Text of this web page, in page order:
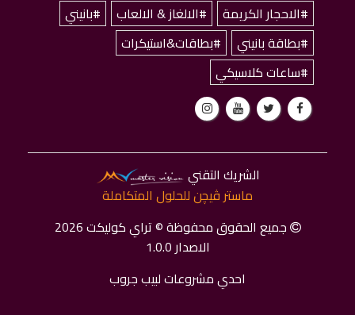
#الاحجار الكريمة
#الالغاز & الالعاب
#بانيني
#بطاقة بانيني
#بطاقات&استيكرات
#ساعات كلاسيكي
الشريك التقني
ماستر ﭬﻴﭽﻦ للحلول المتكاملة
جميع الحقوق محفوظة © تراي كوليكت 2026
الاصدار 1.0.0
احدي مشروعات لبيب جروب